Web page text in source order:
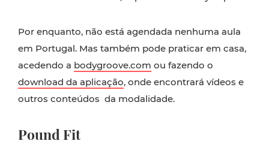
Por enquanto, não está agendada nenhuma aula
em Portugal. Mas também pode praticar em casa,
acedendo a bodygroove.com ou fazendo o
download da aplicação, onde encontrará vídeos e
outros conteúdos da modalidade.
Pound Fit